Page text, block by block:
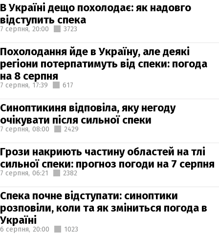
В Україні дещо похолодає: як надовго
відступить спека
7 серпня, 20:00 3723
Похолодання йде в Україну, але деякі
регіони потерпатимуть від спеки: погода
на 8 серпня
7 серпня, 17:39 617
Синоптикиня відповіла, яку негоду
очікувати після сильної спеки
7 серпня, 08:00 2429
Грози накриють частину областей на тлі
сильної спеки: прогноз погоди на 7 серпня
7 серпня, 06:21 2382
Спека почне відступати: синоптики
розповіли, коли та як зміниться погода в
Україні
6 серпня, 20:00 1023